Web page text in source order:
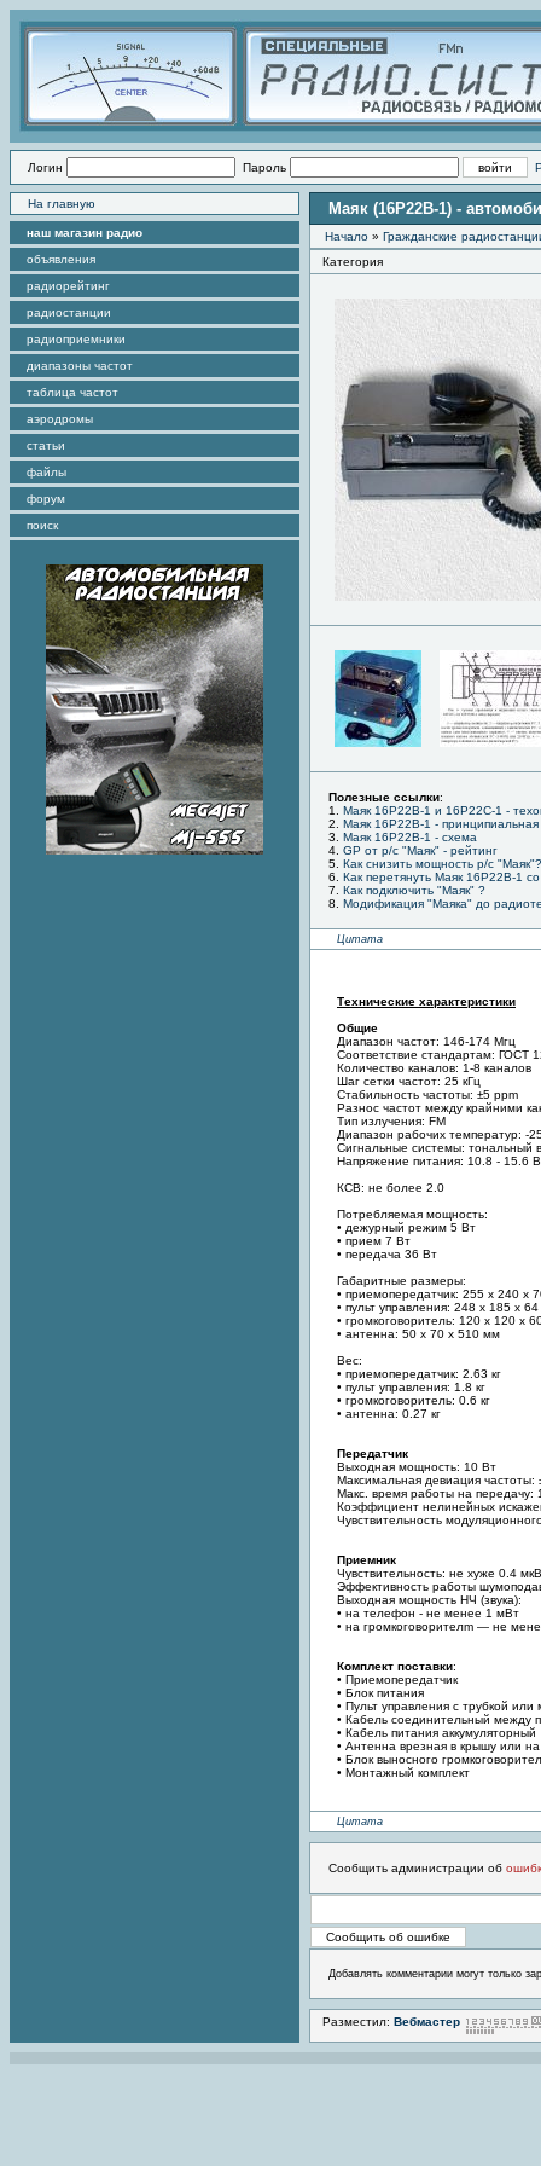
Логин Пароль
На главную
наш магазин радио
объявления
радиорейтинг
радиостанции
радиоприемники
диапазоны частот
таблица частот
аэродромы
статьи
файлы
форум
поиск
Маяк (16Р22В-1) -
Начало » Гражданские
Категория
Полезные ссылки:
1. Маяк 16Р22В-1 и 16Р22С-1 -
2. Маяк 16Р22В-1 - принципиальная
3. Маяк 16Р22В-1 - схема
4. GP от р/с "Маяк" - рейтинг
5. Как снизить мощность р/с "Маяк"?
6. Как перетянуть Маяк 16Р22В-1
7. Как подключить "Маяк" ?
8. Модификация "Маяка" до
Цитата
Технические характеристики
Общие
Диапазон частот: 146-174 Мгц
Соответствие стандартам: ГОСТ
Количество каналов: 1-8 каналов
Шаг сетки частот: 25 кГц
Стабильность частоты: ±5 ppm
Разнос частот между крайними
Тип излучения: FM
Диапазон рабочих температур: -
Сигнальные системы: тональный
Напряжение питания: 10.8 - 15.6 В
КСВ: не более 2.0
Потребляемая мощность:
• дежурный режим 5 Вт
• прием 7 Вт
• передача 36 Вт
Габаритные размеры:
• приемопередатчик: 255 х 240 х
• пульт управления: 248 х 185 х
• громкоговоритель: 120 х 120 х
• антенна: 50 х 70 х 510 мм
Вес:
• приемопередатчик: 2.63 кг
• пульт управления: 1.8 кг
• громкоговоритель: 0.6 кг
• антенна: 0.27 кг
Передатчик
Выходная мощность: 10 Вт
Максимальная девиация частоты:
Макс. время работы на передачу:
Коэффициент нелинейных
Чувствительность
Приемник
Чувствительность: не хуже 0.4
Эффективность работы
Выходная мощность НЧ (звука):
• на телефон - не менее 1 мВт
• на громкоговорителm — не
Комплект поставки:
• Приемопередатчик
• Блок питания
• Пульт управления с трубкой
• Кабель соединительный между
• Кабель питания аккумуляторный
• Антенна врезная в крышу или
• Блок выносного
• Монтажный комплект
Цитата
Сообщить администрации об
Добавлять комментарии могут только
Разместил: Вебмастер